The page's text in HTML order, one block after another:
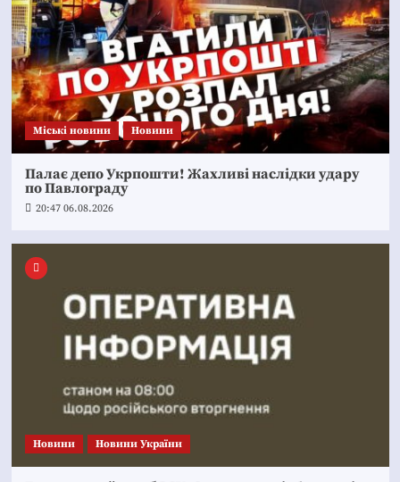
Mіські новини Новини
Палає депо Укрпошти! Жахливі наслідки удару
по Павлограду
20:47 06.08.2026
Новини Новини України